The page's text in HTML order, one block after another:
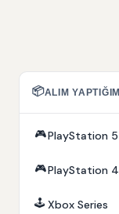
📦ALIM
🎮PlayStation 5
🎮PlayStation 4
🕹️ Xbox Series